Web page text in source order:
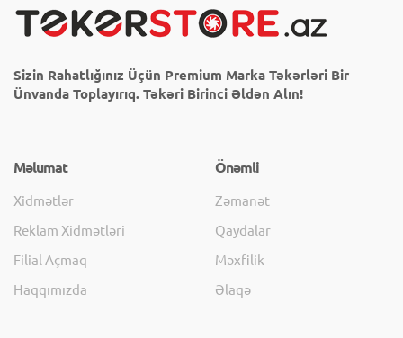
Sizin Rahatlığınız Üçün Premium Marka Təkərləri Bir
Ünvanda Toplayırıq. Təkəri Birinci Əldən Alın!
Məlumat
Xidmətlər
Reklam Xidmətləri
Filial Açmaq
Haqqımızda
Önəmli
Zəmanət
Qaydalar
Məxfilik
Əlaqə